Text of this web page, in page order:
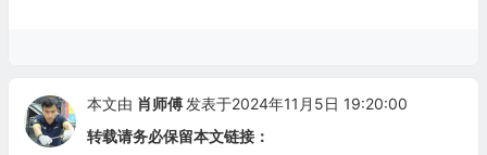
本文由 肖师傅 发表于2024年11月5日 19:20:00
转载请务必保留本文链接：